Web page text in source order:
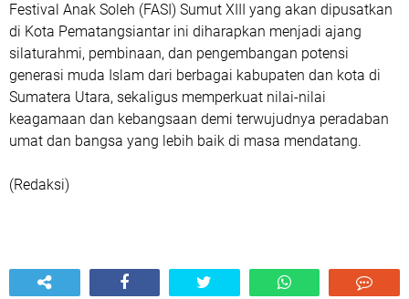
Festival Anak Soleh (FASI) Sumut XIII yang akan dipusatkan
di Kota Pematangsiantar ini diharapkan menjadi ajang
silaturahmi, pembinaan, dan pengembangan potensi
generasi muda Islam dari berbagai kabupaten dan kota di
Sumatera Utara, sekaligus memperkuat nilai-nilai
keagamaan dan kebangsaan demi terwujudnya peradaban
umat dan bangsa yang lebih baik di masa mendatang.
(Redaksi)